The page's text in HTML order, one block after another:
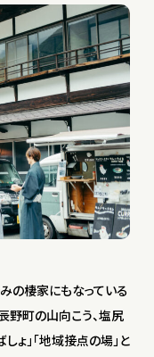
の棲家にもなっている
野町の山向こう、塩尻
ょ」「地域接点の場」と